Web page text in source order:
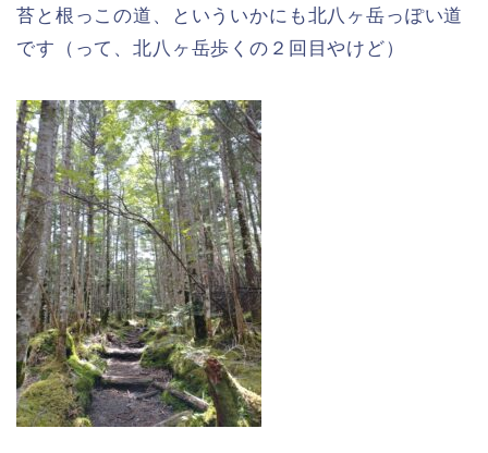
苔と根っこの道、といういかにも北八ヶ岳っぽい道
です（って、北八ヶ岳歩くの２回目やけど）